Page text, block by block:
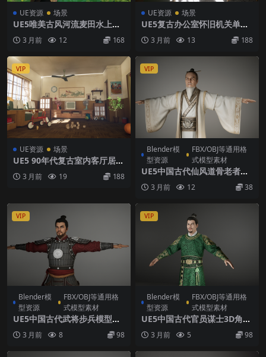
UE资源 场景
UE5唯美古风河流麦田水上木
景 3 月前 12 168
UE资源 场景
UE5复古办公室怀旧机关单位
型5.0+
3 月前 13 188
VIP
UE资源 场景
UE5 90年代复古室内客厅居民
楼家庭内景高精度老房子旧电
视场景
3 月前 19 188
VIP
Blender模
型资源
FBX/OBJ等通用格
式模型素材
UE5中国古代仙风道骨老者道
士模型白袍掌门Tpose3D角色
无骨骼绑定
3 月前 12 38
VIP
Blender模
型资源
FBX/OBJ等通用格
式模型素材
UE5中国古代武将步兵模型黑
甲红袍已绑定骨骼角色资产UE
5.0+3 月前 8 98
VIP
Blender模
型资源
FBX/OBJ等通用格
式模型素材
UE5中国古代官员谋士3D角色
模型绿色云纹锦袍已绑定标准
骨骼资产
3 月前 5 98